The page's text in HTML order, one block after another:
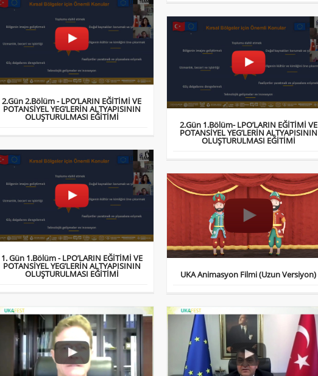
2.Gün 2.Bölüm - LPO’LARIN EĞİTİMİ VE
POTANSİYEL YEG’LERİN ALTYAPISININ
OLUŞTURULMASI EĞİTİMİ
2.Gün 1.Bölüm- LPO’LARIN EĞİTİMİ VE
POTANSİYEL YEG’LERİN ALTYAPISININ
OLUŞTURULMASI EĞİTİMİ
1. Gün 1.Bölüm - LPO’LARIN EĞİTİMİ VE
POTANSİYEL YEG’LERİN ALTYAPISININ
OLUŞTURULMASI EĞİTİMİ UKA Animasyon Filmi (Uzun Versiyon)